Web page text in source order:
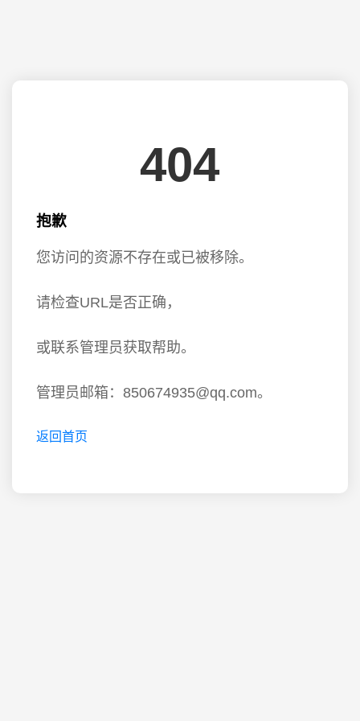
404
抱歉
您访问的资源不存在或已被移除。
请检查URL是否正确，
或联系管理员获取帮助。
管理员邮箱：850674935@qq.com。
返回首页